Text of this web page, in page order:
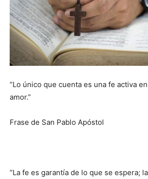
“Lo único que cuenta es una fe activa
amor.”
Frase de San Pablo Apóstol
“La fe es garantía de lo que se espera;